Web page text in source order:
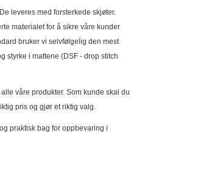
leveres med forsterkede skjøter.
materialet for å sikre våre kunder
bruker vi selvfølgelig den mest
styrke i mattene (DSF - drop stitch
våre produkter. Som kunde skal du
pris og gjør et riktig valg.
praktisk bag for oppbevaring i